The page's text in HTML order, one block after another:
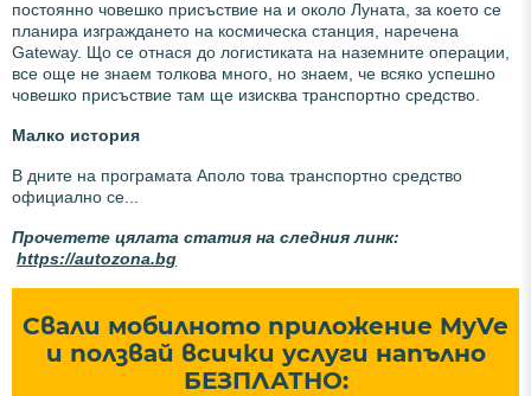
постоянно човешко присъствие на и около Луната, за което се
планира изграждането на космическа станция, наречена
Gateway. Що се отнася до логистиката на наземните операции,
все още не знаем толкова много, но знаем, че всяко успешно
човешко присъствие там ще изисква транспортно средство.
Малко история
В дните на програмата Аполо това транспортно средство
официално се...
Прочетете цялата статия на следния линк:
https://autozona.bg
Свали мобилното приложение MyVe
и ползвай всички услуги напълно
БЕЗПЛАТНО: